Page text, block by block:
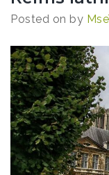
Posted on by